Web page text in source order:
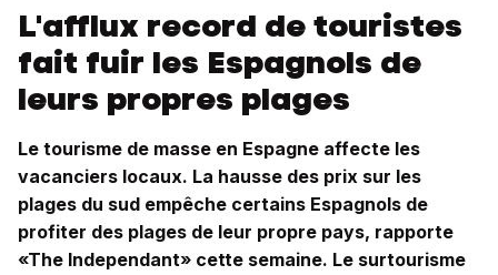
L'afflux record de touristes
fait fuir les Espagnols de
leurs propres plages
Le tourisme de masse en Espagne affecte les
vacanciers locaux. La hausse des prix sur les
plages du sud empêche certains Espagnols de
profiter des plages de leur propre pays, rapporte
«The Independant» cette semaine. Le surtourisme